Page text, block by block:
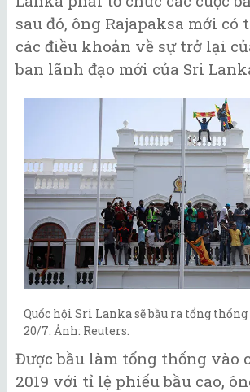
sau đó, ông Rajapaksa mới có
các điều khoản về sự trở lại
ban lãnh đạo mới của Sri
Quốc hội Sri Lanka sẽ bầu ra tổng
20/7. Ảnh: Reuters.
Được bầu làm tổng thống vào
2019 với tỉ lệ phiếu bầu cao,